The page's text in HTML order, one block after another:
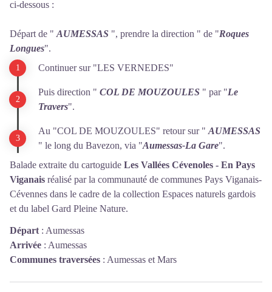
ci-dessous :
Départ de " AUMESSAS ", prendre la direction " de "Roques
Longues".
Continuer sur "LES VERNEDES"
Puis direction " COL DE MOUZOULES " par "Le
Travers".
Au "COL DE MOUZOULES" retour sur " AUMESSAS
" le long du Bavezon, via "Aumessas-La Gare".
Balade extraite du cartoguide Les Vallées Cévenoles - En Pays
Viganais réalisé par la communauté de communes Pays Viganais-
Cévennes dans le cadre de la collection Espaces naturels gardois
et du label Gard Pleine Nature.
Départ : Aumessas
Arrivée : Aumessas
Communes traversées : Aumessas et Mars